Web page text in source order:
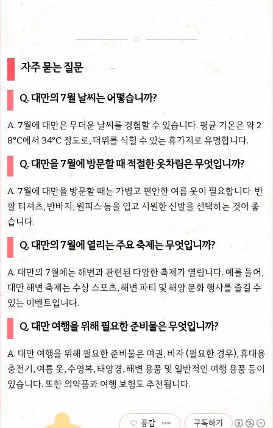
자주 묻는 질문
Q. 대만의 7월 날씨는 어떻습니까?
A. 7월에 대만은 무더운 날씨를 경험할 수 있습니다. 평균 기온은 약 2
8°C에서 34°C 정도로, 더위를 식힐 수 있는 휴가지로 유명합니다.
Q. 대만을 7월에 방문할 때 적절한 옷차림은 무엇입니까?
A. 7월에 대만을 방문할 때는 가볍고 편안한 여름 옷이 필요합니다. 반
팔 티셔츠, 반바지, 원피스 등을 입고 시원한 신발을 선택하는 것이 좋
습니다.
Q. 대만의 7월에 열리는 주요 축제는 무엇입니까?
A. 대만의 7월에는 해변과 관련된 다양한 축제가 열립니다. 예를 들어,
대만 해변 축제는 수상 스포츠, 해변 파티 및 해양 문화 행사를 즐길 수
있는 이벤트입니다.
Q. 대만 여행을 위해 필요한 준비물은 무엇입니까?
A. 대만 여행을 위해 필요한 준비물은 여권, 비자 (필요한 경우), 휴대용
충전기, 여름 옷, 수영복, 태양경, 해변 용품 및 일반적인 여행 용품 등이
있습니다. 또한 의약품과 여행 보험도 추천됩니다.
공감 구독하기